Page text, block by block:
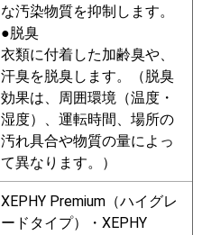
な汚染物質を抑制します。
●脱臭
衣類に付着した加齢臭や、
汗臭を脱臭します。（脱臭
効果は、周囲環境（温度・
湿度）、運転時間、場所の
汚れ具合や物質の量によっ
て異なります。）
XEPHY Premium（ハイグレ
ードタイプ）・XEPHY